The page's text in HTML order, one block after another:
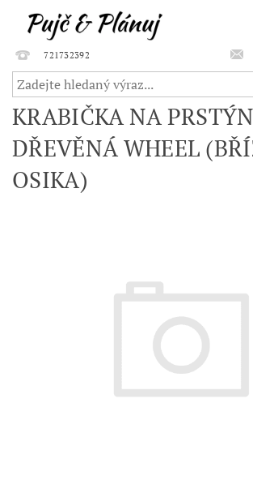
721732392
KRABIČKA NA
DŘEVĚNÁ WHEEL
OSIKA)